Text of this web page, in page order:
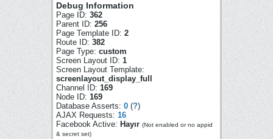
Debug Information
Page ID: 362
Parent ID: 256
Page Template ID: 2
Route ID: 382
Page Type: custom
Screen Layout ID: 1
Screen Layout Template:
screenlayout_display_full
Channel ID: 169
Node ID: 169
Database Asserts: 0 (?)
AJAX Requests: 16
Facebook Active: Hayır (Not enabled or no appid
& secret set)